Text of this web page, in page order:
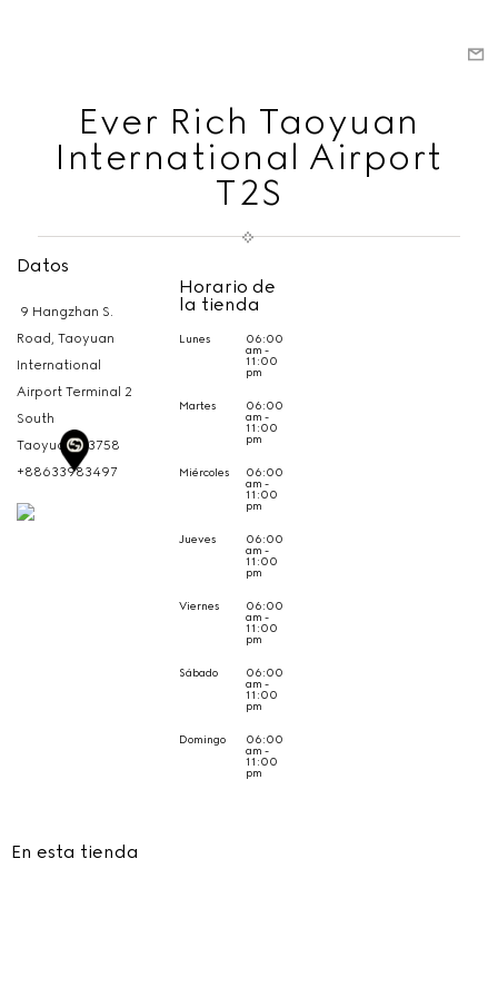
Ever Rich Taoyuan
International Airport
T2S
Datos
9 Hangzhan S.
Road, Taoyuan
International
Airport Terminal 2
South
Taoyuan, 33758
+88633983497
Horario de
la tienda
Lunes 06:00
am -
11:00
pm
Martes 06:00
am -
11:00
pm
Miércoles 06:00
am -
11:00
pm
Jueves 06:00
am -
11:00
pm
Viernes 06:00
am -
11:00
pm
Sábado 06:00
am -
11:00
pm
Domingo 06:00
am -
11:00
pm
En esta tienda